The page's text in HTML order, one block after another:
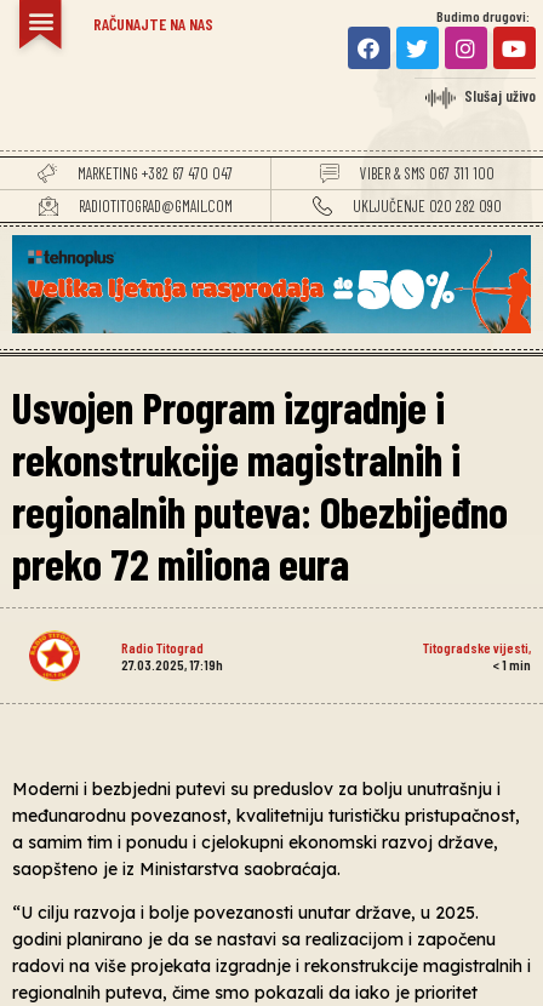
RAČUNAJTE NA NAS Budimo drugovi:
Slušaj uživo
MARKETING +382 67 470 047
VIBER & SMS 067 311 100
RADIOTITOGRAD@GMAIL.COM
UKLJUČENJE 020 282 090
Usvojen Program izgradnje i
rekonstrukcije magistralnih i
regionalnih puteva: Obezbijeđno
preko 72 miliona eura
Radio Titograd Titogradske vijesti
27.03.2025, 17:19h
< 1 min
Moderni i bezbjedni putevi su preduslov za bolju unutrašnju i
međunarodnu povezanost, kvalitetniju turističku pristupačnost,
a samim tim i ponudu i cjelokupni ekonomski razvoj države,
saopšteno je iz Ministarstva saobraćaja.
“U cilju razvoja i bolje povezanosti unutar države, u 2025.
godini planirano je da se nastavi sa realizacijom i započenu
radovi na više projekata izgradnje i rekonstrukcije magistralnih i
regionalnih puteva, čime smo pokazali da iako je prioritet